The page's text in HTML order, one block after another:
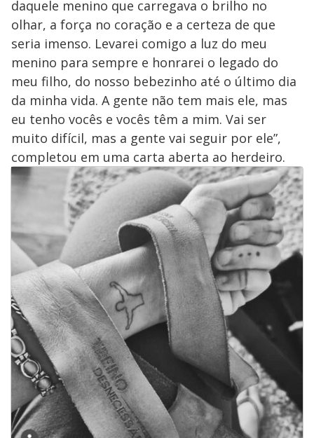
daquele menino que carregava o brilho no
olhar, a força no coração e a certeza de que
seria imenso. Levarei comigo a luz do meu
menino para sempre e honrarei o legado do
meu filho, do nosso bebezinho até o último dia
da minha vida. A gente não tem mais ele, mas
eu tenho vocês e vocês têm a mim. Vai ser
muito difícil, mas a gente vai seguir por ele”,
completou em uma carta aberta ao herdeiro.